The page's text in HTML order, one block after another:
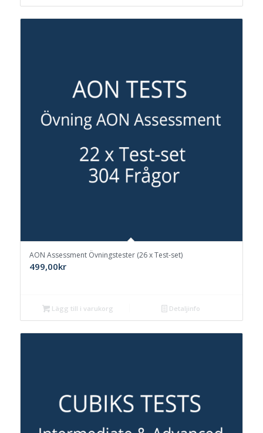
AON Assessment Övningstester (26 x Test-set)
499,00kr
Lägg till i varukorg Detaljinfo